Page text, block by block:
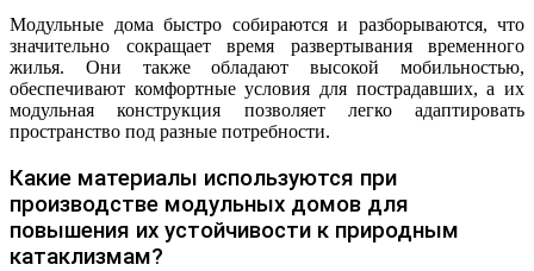
Модульные дома быстро собираются и разборываются, что
значительно сокращает время развертывания временного
жилья. Они также обладают высокой мобильностью,
обеспечивают комфортные условия для пострадавших, а их
модульная конструкция позволяет легко адаптировать
пространство под разные потребности.
Какие материалы используются при
производстве модульных домов для
повышения их устойчивости к природным
катаклизмам?